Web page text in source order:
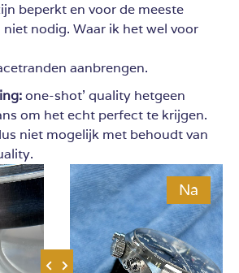
beperkt en voor de meeste
nodig. Waar ik het wel voor
aanbrengen.
one-shot’ quality hetgeen
om het echt perfect te krijgen.
niet mogelijk met behoudt van
Na